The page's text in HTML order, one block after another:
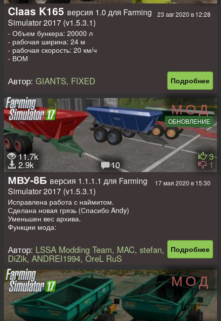
23 авг 2020 в 12:28
Claas K165 версия 1.0 для Farming
Simulator 2017 (v1.5.3.1)
- Объем бункера: 20000 л
- рабочая ширина: 24 м
- рабочая скорость: 20 км/ч
- ВОМ
- лог чистый
Подробнее
Автор: GIANTS, FIXED
МОД
ОБНОВЛЕНИЕ
11.7k
2.9k 10
3
1
17 мая 2020 в 15:30
МВУ-8Б версия 1.1.1.1 для Farming
Simulator 2017 (v1.5.3.1)
Исправлена работа с наймитом.
Сделана новая грязь (Спасибо Andy)
Уменьшен вес архива.
Функции мода:
Рабочая ширина 20м.
Выбор основного цвета (кузов)
Выбор цвета дизайна (рама)
Выбор цвета дисков
Авторы в modDesc: LSSA Modding Team, MAC, stefan, DiZik,
ANDREI1994, Gosteh, budda, westenders,
доработка: OreL RuS, Andy Vertlib.
Подробнее
Автор: LSSA Modding Team, MAC, stefan,
DiZik, ANDREI1994, OreL RuS
МОД